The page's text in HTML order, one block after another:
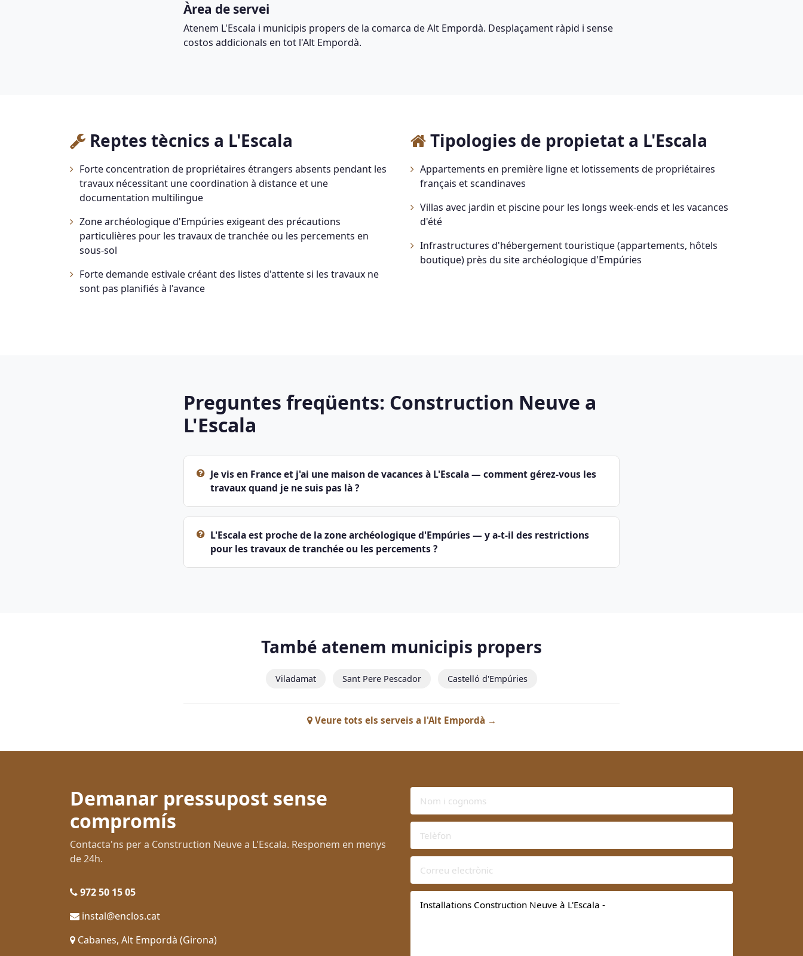
Àrea de servei
Atenem L'Escala i municipis propers de la comarca de Alt Empordà. Desplaçament ràpid i sense
costos addicionals en tot l'Alt Empordà.
Reptes tècnics a L'Escala
Forte concentration de propriétaires étrangers absents pendant les
travaux nécessitant une coordination à distance et une
documentation multilingue
Zone archéologique d'Empúries exigeant des précautions
particulières pour les travaux de tranchée ou les percements en
sous-sol
Forte demande estivale créant des listes d'attente si les travaux ne
sont pas planifiés à l'avance
Tipologies de propietat a L'Escala
Appartements en première ligne et lotissements de propriétaires
français et scandinaves
Villas avec jardin et piscine pour les longs week-ends et les vacances
d'été
Infrastructures d'hébergement touristique (appartements, hôtels
boutique) près du site archéologique d'Empúries
Preguntes freqüents: Construction Neuve a
L'Escala
Je vis en France et j'ai une maison de vacances à L'Escala — comment gérez-vous les
travaux quand je ne suis pas là ?
L'Escala est proche de la zone archéologique d'Empúries — y a-t-il des restrictions
pour les travaux de tranchée ou les percements ?
També atenem municipis propers
Viladamat Sant Pere Pescador Castelló d'Empúries
Veure tots els serveis a l'Alt Empordà →
Demanar pressupost sense
compromís
Contacta'ns per a Construction Neuve a L'Escala. Responem en menys
de 24h.
972 50 15 05
instal@enclos.cat
Cabanes, Alt Empordà (Girona)